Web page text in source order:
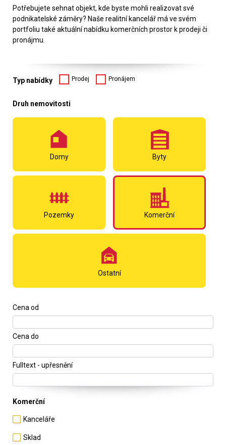
Potřebujete sehnat objekt, kde byste mohli realizovat své
podnikatelské záměry? Naše realitní kancelář má ve svém
portfoliu také aktuální nabídku komerčních prostor k prodeji či
pronájmu.
Typ nabídky Prodej Pronájem
Druh nemovitosti
Domy Byty
Pozemky Komerční
Ostatní
Cena od
Cena do
Fulltext - upřesnění
Komerční
Kanceláře
Sklad